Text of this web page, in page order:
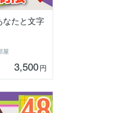
なたと文字
屋
3,500円